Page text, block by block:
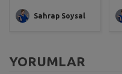
Sahrap Soysal
YORUMLAR